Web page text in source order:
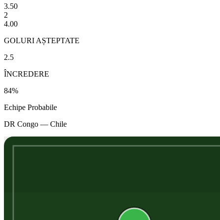
3.50
2
4.00
GOLURI AȘTEPTATE
2.5
ÎNCREDERE
84%
Echipe Probabile
DR Congo — Chile